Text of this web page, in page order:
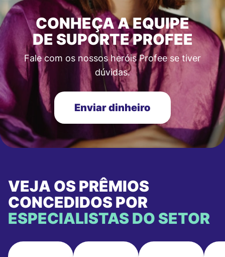
CONHEÇA A EQUIPE
DE SUPORTE PROFEE
Fale com os nossos heróis Profee se tiver
dúvidas.
Enviar dinheiro
VEJA OS PRÊMIOS
CONCEDIDOS POR
ESPECIALISTAS DO SETOR